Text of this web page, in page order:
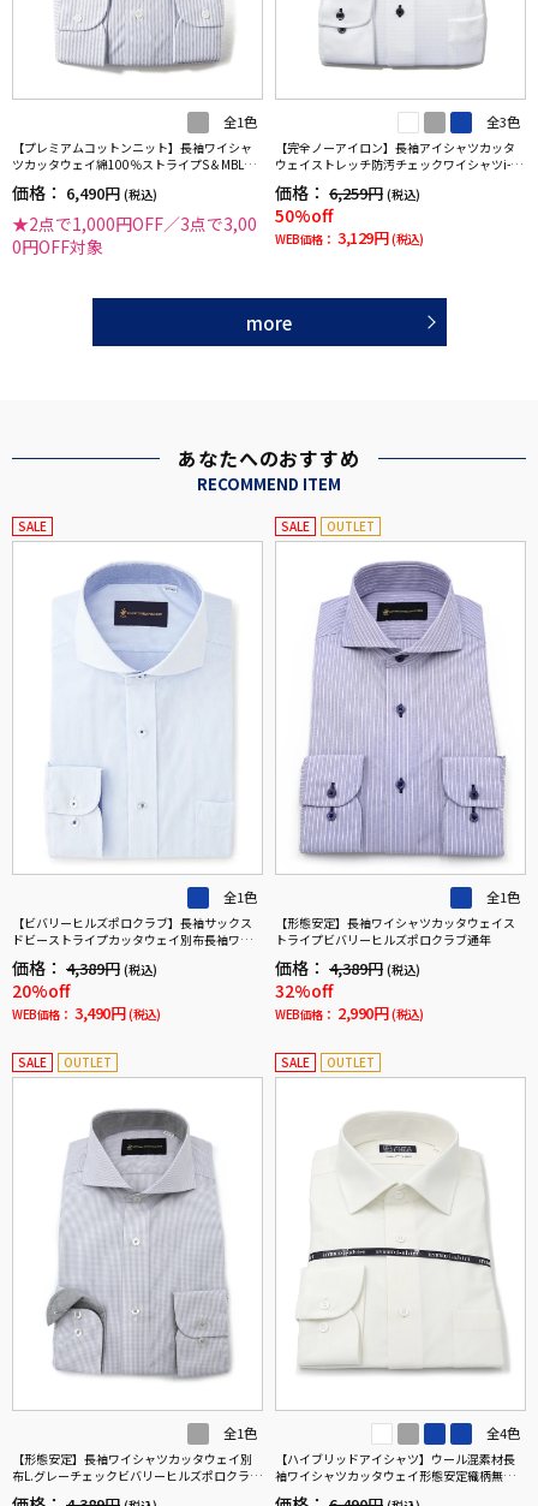
全1色
【プレミアムコットンニット】長袖ワイシャ
ツカッタウェイ綿100％ストライプS＆MBLUE
価格： 6,490円 (税込)
★2点で1,000円OFF／3点で3,00
0円OFF対象
全3色
【完全ノーアイロン】長袖アイシャツカッタ
ウェイストレッチ防汚チェックワイシャツi-sh
価格： 6,259円 (税込)
50%off
WEB価格： 3,129円 (税込)
more
あなたへのおすすめ
RECOMMEND ITEM
SALE
全1色
【ビバリーヒルズポロクラブ】長袖サックス
ドビーストライプカッタウェイ別布長袖ワイ
価格： 4,389円 (税込)
20%off
WEB価格： 3,490円 (税込)
SALE OUTLET
全1色
【形態安定】長袖ワイシャツカッタウェイス
トライプビバリーヒルズポロクラブ通年
価格： 4,389円 (税込)
32%off
WEB価格： 2,990円 (税込)
SALE OUTLET
全1色
【形態安定】長袖ワイシャツカッタウェイ別
布L.グレーチェックビバリーヒルズポロクラブ
SALE OUTLET
全4色
【ハイブリッドアイシャツ】ウール混素材長
袖ワイシャツカッタウェイ形態安定織柄無地